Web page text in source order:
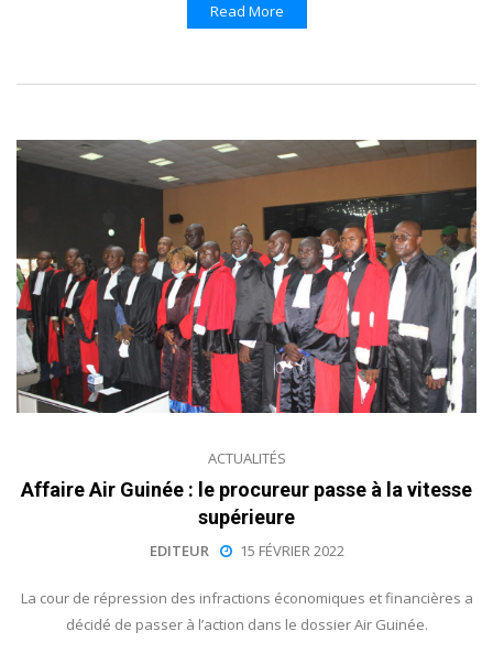
Read More
ACTUALITÉS
Affaire Air Guinée : le procureur passe à la vitesse
supérieure
EDITEUR 15 FÉVRIER 2022
La cour de répression des infractions économiques et financières a
décidé de passer à l’action dans le dossier Air Guinée.